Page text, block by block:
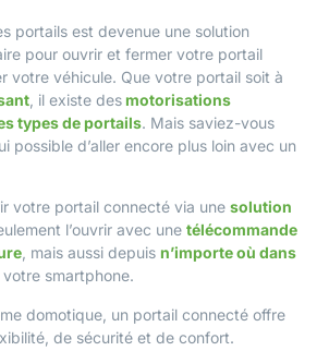
portails est devenue une solution
pour ouvrir et fermer votre portail
votre véhicule. Que votre portail soit à
, il existe desmotorisations
types de portails. Mais saviez-vous
possible d’aller encore plus loin avec un
votre portail connecté via une solution
l’ouvrir avec une télécommande
, mais aussi depuis n’importe où dans
smartphone.
domotique, un portail connecté offre
de sécurité et de confort.